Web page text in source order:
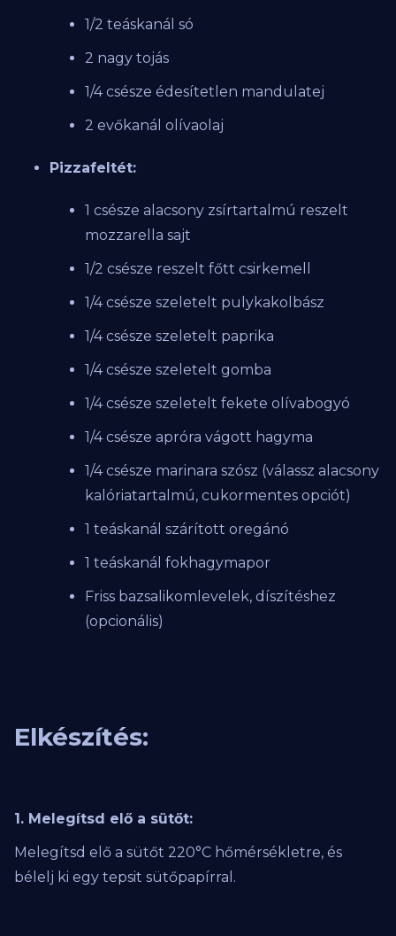
1/2 teáskanál só
2 nagy tojás
1/4 csésze édesítetlen mandulatej
2 evőkanál olívaolaj
Pizzafeltét:
1 csésze alacsony zsírtartalmú reszelt
mozzarella sajt
1/2 csésze reszelt főtt csirkemell
1/4 csésze szeletelt pulykakolbász
1/4 csésze szeletelt paprika
1/4 csésze szeletelt gomba
1/4 csésze szeletelt fekete olívabogyó
1/4 csésze apróra vágott hagyma
1/4 csésze marinara szósz (válassz alacsony
kalóriatartalmú, cukormentes opciót)
1 teáskanál szárított oregánó
1 teáskanál fokhagymapor
Friss bazsalikomlevelek, díszítéshez
(opcionális)
Elkészítés:
1. Melegítsd elő a sütőt:
Melegítsd elő a sütőt 220°C hőmérsékletre, és
bélelj ki egy tepsit sütőpapírral.